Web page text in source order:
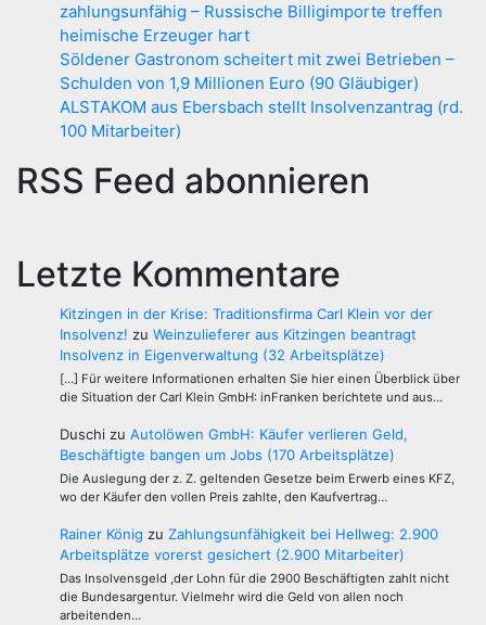
zahlungsunfähig – Russische Billigimporte treffen
heimische Erzeuger hart
Söldener Gastronom scheitert mit zwei Betrieben –
Schulden von 1,9 Millionen Euro (90 Gläubiger)
ALSTAKOM aus Ebersbach stellt Insolvenzantrag (rd.
100 Mitarbeiter)
RSS Feed abonnieren
Letzte Kommentare
Kitzingen in der Krise: Traditionsfirma Carl Klein vor der
Insolvenz! zu Weinzulieferer aus Kitzingen beantragt
Insolvenz in Eigenverwaltung (32 Arbeitsplätze)
[…] Für weitere Informationen erhalten Sie hier einen Überblick über
die Situation der Carl Klein GmbH: inFranken berichtete und aus…
Duschi zu Autolöwen GmbH: Käufer verlieren Geld,
Beschäftigte bangen um Jobs (170 Arbeitsplätze)
Die Auslegung der z. Z. geltenden Gesetze beim Erwerb eines KFZ,
wo der Käufer den vollen Preis zahlte, den Kaufvertrag…
Rainer König zu Zahlungsunfähigkeit bei Hellweg: 2.900
Arbeitsplätze vorerst gesichert (2.900 Mitarbeiter)
Das Insolvensgeld ,der Lohn für die 2900 Beschäftigten zahlt nicht
die Bundesargentur. Vielmehr wird die Geld von allen noch
arbeitenden…